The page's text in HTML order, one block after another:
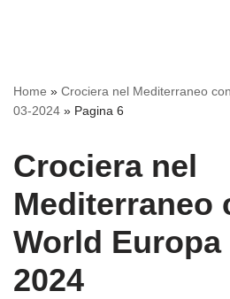
Home » Crociera nel Mediterraneo
03-2024 » Pagina 6
Crociera nel
Mediterraneo
World Europa
2024